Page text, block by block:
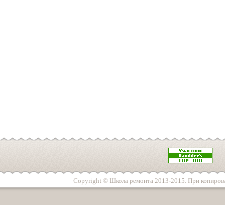
Copyright © Школа ремонта 2013-2015. При